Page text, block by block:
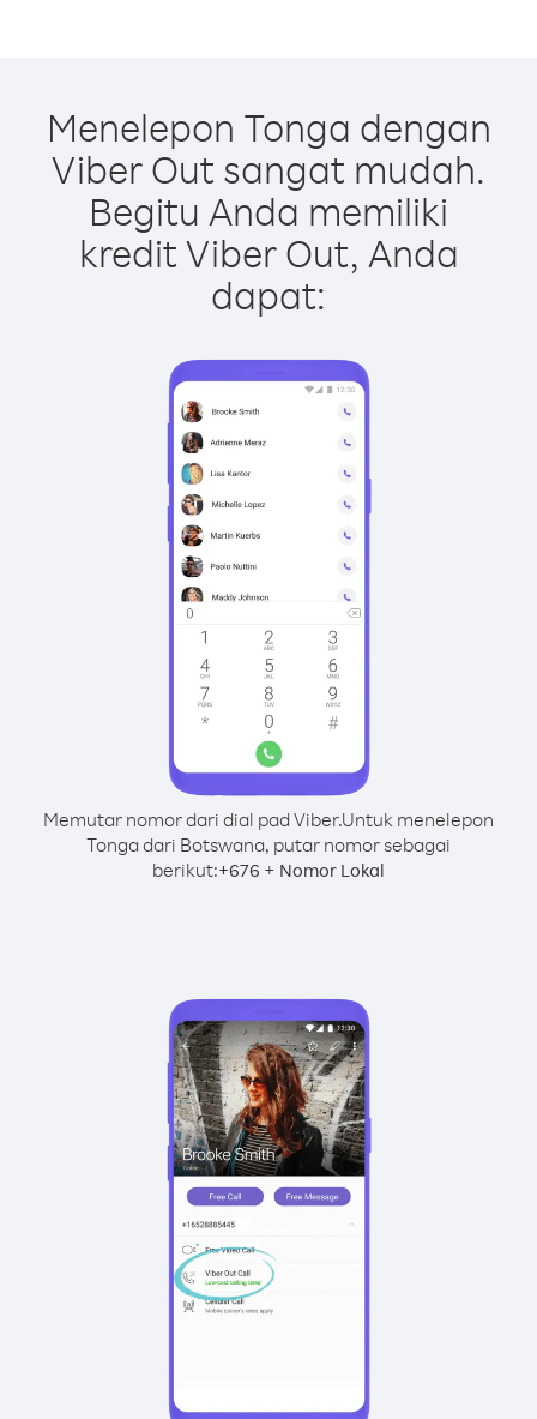
Menelepon Tonga dengan
Viber Out sangat mudah.
Begitu Anda memiliki
kredit Viber Out, Anda
dapat:
Memutar nomor dari dial pad Viber.Untuk menelepon
Tonga dari Botswana, putar nomor sebagai
berikut:+676 + Nomor Lokal